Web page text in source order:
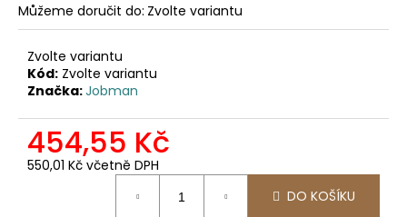
Můžeme doručit do: Zvolte variantu
Zvolte variantu
Kód: Zvolte variantu
Značka:Jobman
454,55 Kč
550,01 Kč včetně DPH
DO KOŠÍKU
u
j
e
m
e
2502
PRACOVNÍ